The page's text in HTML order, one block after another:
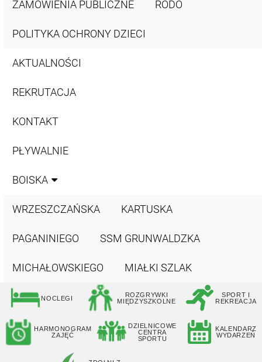
ZAMÓWIENIA PUBLICZNE RODO
POLITYKA OCHRONY DZIECI
AKTUALNOŚCI
REKRUTACJA
KONTAKT
PŁYWALNIE
BOISKA
WRZESZCZAŃSKA KARTUSKA
PAGANINIEGO SSM GRUNWALDZKA
MICHAŁOWSKIEGO MIAŁKI SZLAK
NOCLEGI
ROZGRYWKI
MIĘDZYSZKOLNE
SPORT I
REKREACJA
HARMONOGRAM
ZAJĘĆ
DZIELNICOWE
CENTRA
SPORTU
KALENDARZ
WYDARZEŃ